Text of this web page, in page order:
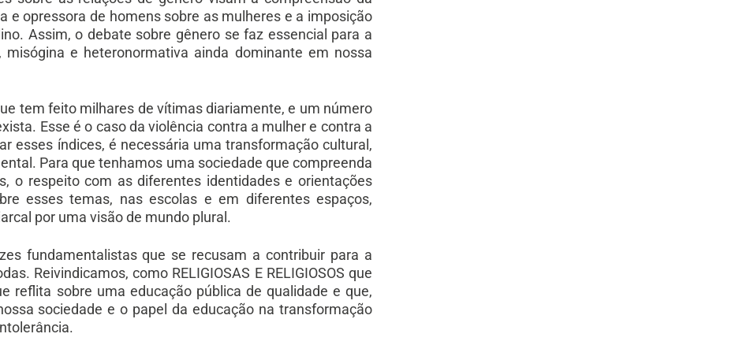
e opressora de homens sobre as mulheres e a imposição
Assim, o debate sobre gênero se faz essencial para a
e heteronormativa ainda dominante em nossa
tem feito milhares de vítimas diariamente, e um número
Esse é o caso da violência contra a mulher e contra a
esses índices, é necessária uma transformação cultural,
Para que tenhamos uma sociedade que compreenda
o respeito com as diferentes identidades e orientações
esses temas, nas escolas e em diferentes espaços,
por uma visão de mundo plural.
fundamentalistas que se recusam a contribuir para a
Reivindicamos, como RELIGIOSAS E RELIGIOSOS que
reflita sobre uma educação pública de qualidade e que,
sociedade e o papel da educação na transformação